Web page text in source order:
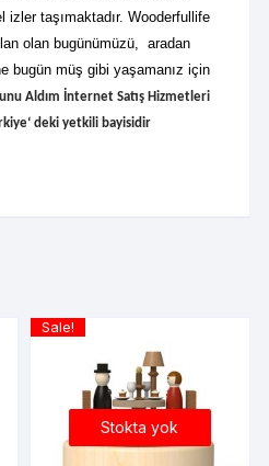
izler taşımaktadır.Wooderfullife
olan bugünümüzü, aradan
bugün müş gibi yaşamanız için
Aldım İnternet Satış Hizmetleri
deki yetkili bayisidir
Stokta yok
Sale!